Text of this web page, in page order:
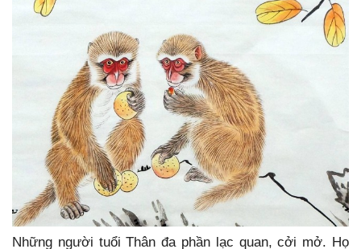
Những người tuổi Thân đa phần lạc quan, cởi mở. Họ